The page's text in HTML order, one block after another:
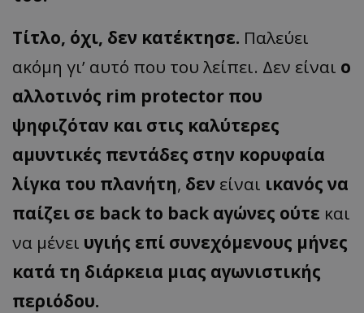
Τίτλο, όχι, δεν κατέκτησε. Παλεύει
ακόμη γι’ αυτό που του λείπει. Δεν είναι ο
αλλοτινός rim protector που
ψηφιζόταν και στις καλύτερες
αμυντικές πεντάδες στην κορυφαία
λίγκα του πλανήτη, δεν είναι ικανός να
παίζει σε back to back αγώνες ούτε και
να μένει υγιής επί συνεχόμενους μήνες
κατά τη διάρκεια μιας αγωνιστικής
περιόδου.